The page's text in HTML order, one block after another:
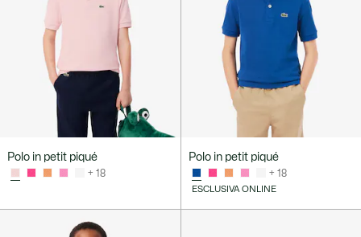
Polo in petit piqué
+ 18
Polo in petit piqué
+ 18
ESCLUSIVA ONLINE